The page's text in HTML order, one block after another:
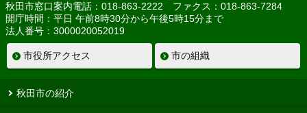
秋田市窓口案内電話：018-863-2222 ファクス：018-863-7284
開庁時間：平日 午前8時30分から午後5時15分まで
法人番号：3000020052019
市役所アクセス 市の組織
秋田市の紹介